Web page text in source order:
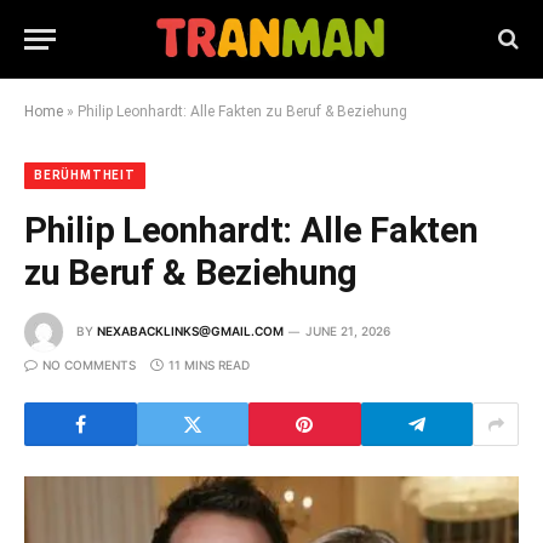
Home » Philip Leonhardt: Alle Fakten zu Beruf & Beziehung
BERÜHMTHEIT
Philip Leonhardt: Alle Fakten
zu Beruf & Beziehung
BY NEXABACKLINKS@GMAIL.COM JUNE 21, 2026
NO COMMENTS 11 MINS READ